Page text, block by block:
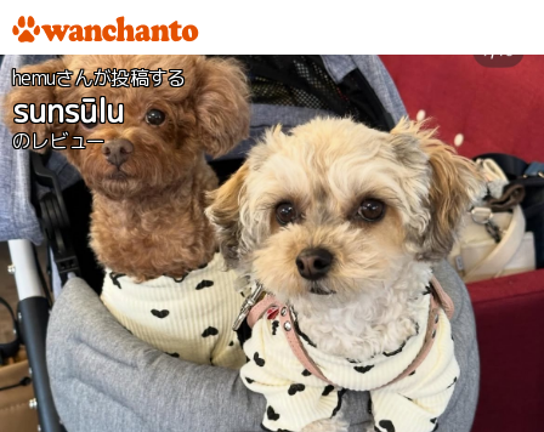
hemuさんが投稿する
sunsūlu
のレビュー